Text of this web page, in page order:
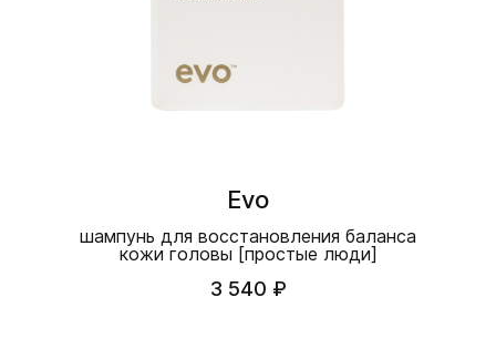
Evo
шампунь для восстановления баланса
кожи головы [простые люди]
3 540 ₽